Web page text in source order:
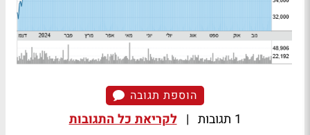
הוספת תגובה
1 תגובות | לקריאת כל התגובות